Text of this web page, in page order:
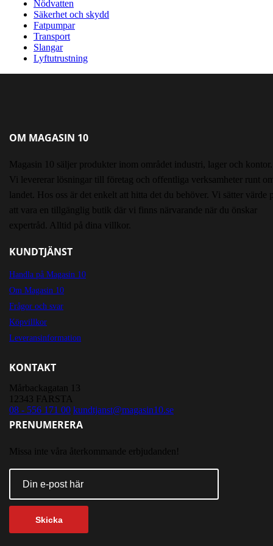
Nödvatten
Säkerhet och skydd
Fatpumpar
Transport
Slangar
Lyftutrustning
OM MAGASIN 10
Magasin 10 säljer produkter inom området industri, lager och kontor.
Vi levererar lösningar till företag och offentliga verksamheter runt
landet. Hos oss är det enkelt att hitta det du behöver. Vi sätter värde
att vara en tillgänglig butik där vi finns närvarande när du önskar
expertråd. Alltid på dina villkor.
KUNDTJÄNST
Handla på Magasin 10
Om Magasin 10
Frågor och svar
Köpvillkor
Leveransinformation
KONTAKT
Mårbackagatan 13
12343 FARSTA
08 - 556 171 00 kundtjanst@magasin10.se
PRENUMERERA
Missa inte våra återkommande erbjudanden!
Skicka